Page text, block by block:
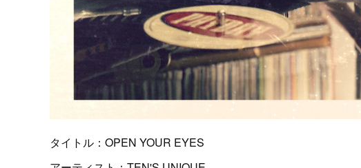
タイトル：OPEN YOUR EYES